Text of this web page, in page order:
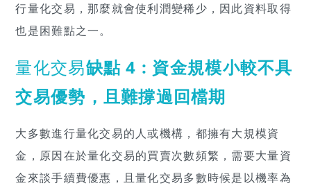
行量化交易，那麼就會使利潤變稀少，因此資料取得
也是困難點之一。
量化交易缺點 4 : 資金規模小較不具
交易優勢，且難撐過回檔期
大多數進行量化交易的人或機構，都擁有大規模資
金，原因在於量化交易的買賣次數頻繁，需要大量資
金來談手續費優惠，且量化交易多數時候是以機率為